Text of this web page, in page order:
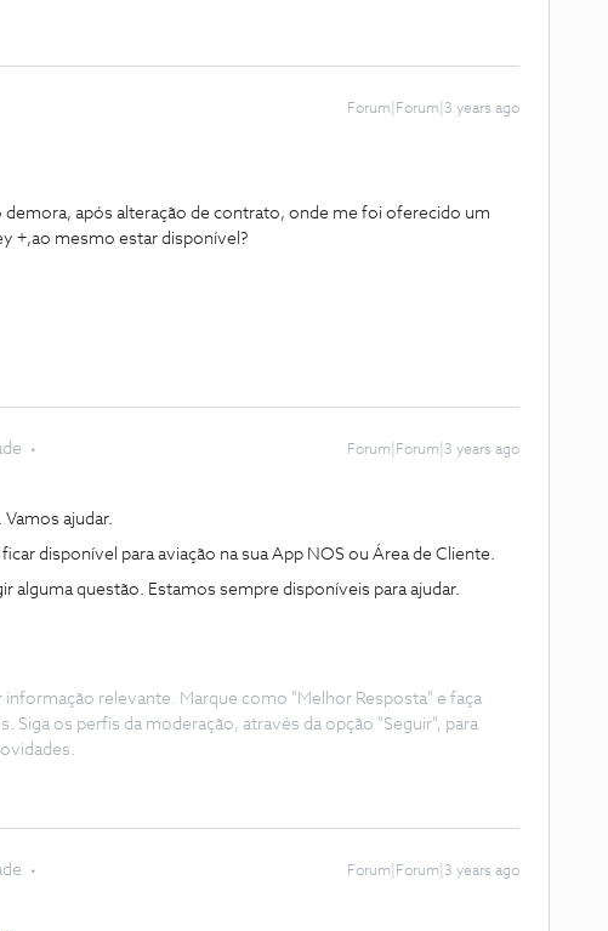
Forum|Forum|3 years ago
demora, após alteração de contrato, onde me foi oferecido um
+,ao mesmo estar disponível?
Forum|Forum|3 years ago
ajudar.
disponível para aviação na sua App NOS ou Área de Cliente.
alguma questão. Estamos sempre disponíveis para ajudar.
relevante. Marque como "Melhor Resposta" e faça
Siga os perfis da moderação, através da opção "Seguir", para
Forum|Forum|3 years ago